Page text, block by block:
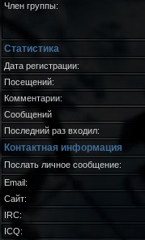
Член группы:
Статистика
Дата регистрации:
Посещений:
Комментарии:
Сообщений
Последний раз входил:
Контактная информация
Послать личное сообщение:
Email:
Сайт:
IRC:
ICQ: